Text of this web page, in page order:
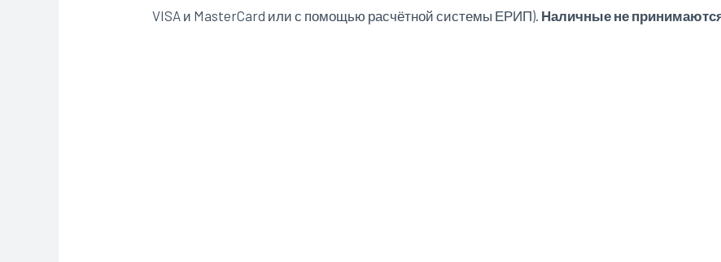
VISA и MasterCard или с помощью расчётной системы ЕРИП). Наличные не